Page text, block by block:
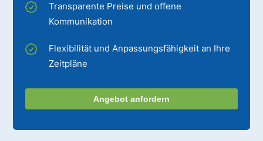
Transparente Preise und offene
Kommunikation
Flexibilität und Anpassungsfähigkeit an Ihre
Zeitpläne
Angebot anfordern